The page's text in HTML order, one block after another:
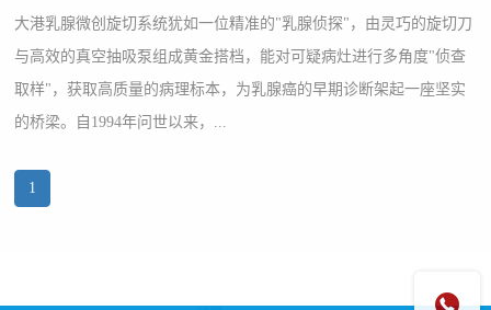
大港乳腺微创旋切系统犹如一位精准的"乳腺侦探"，由灵巧的旋切刀
与高效的真空抽吸泵组成黄金搭档，能对可疑病灶进行多角度"侦查
取样"，获取高质量的病理标本，为乳腺癌的早期诊断架起一座坚实
的桥梁。自1994年问世以来，...
1
